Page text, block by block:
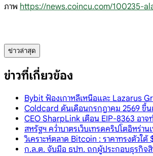
ภาพ https://news.coincu.com/100235-
ข่าวล่าสุด
ข่าวที่เกี่ยวข้อง
Bybit ฟ้องเกาหลีเหนือและ Lazarus
Coldcard ดันเดือนกรกฎาคม 2569 ขึ้
CEO SharpLink เตือน EIP-8363 อา
สหรัฐฯ คว่ำบาตรเว็บเทรดคริปโตอิหร่า
วิเคราะห์ตลาด Bitcoin : ราคาทรงตัว
ก.ล.ต. จับมือ ธปท. ถกผู้ประกอบธุรกิจ